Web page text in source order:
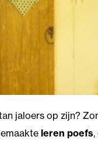
jaloers op zijn?
leren poefs